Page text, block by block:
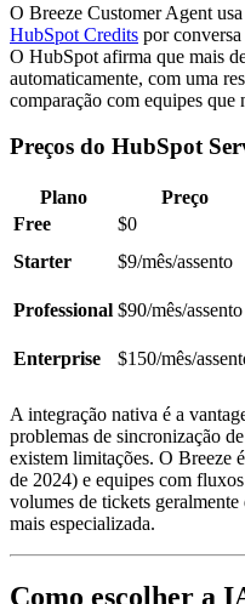
O Breeze Customer Agent
HubSpot Credits por
O HubSpot afirma que mais
automaticamente, com uma
comparação com equipes que
Preços do HubSpot
Plano Preço
Free
$0
Starter
$9/mês/assento
Professional $90/mês/assento
Enterprise
$150/mês/
A integração nativa é a
problemas de sincronização
existem limitações. O Breeze
de 2024) e equipes com
volumes de tickets
mais especializada.
Como escolher a